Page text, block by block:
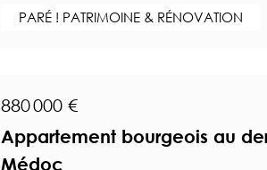
PARÉ ! PATRIMOINE & RÉNOVATION
880 000 €
Appartement bourgeois au
Médoc